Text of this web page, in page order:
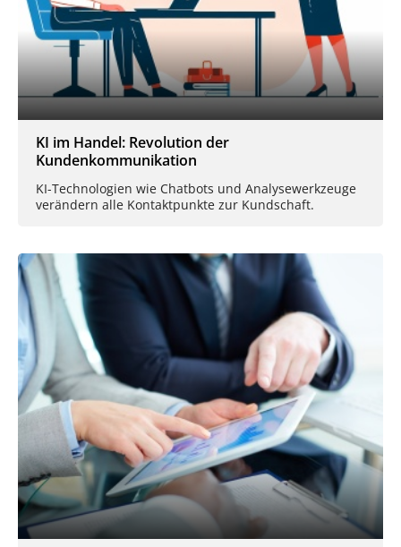
KI im Handel: Revolution der
Kundenkommunikation
KI-Technologien wie Chatbots und Analysewerkzeuge
verändern alle Kontaktpunkte zur Kundschaft.